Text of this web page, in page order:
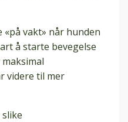
vakt» når hunden
å starte bevegelse
videre til mer